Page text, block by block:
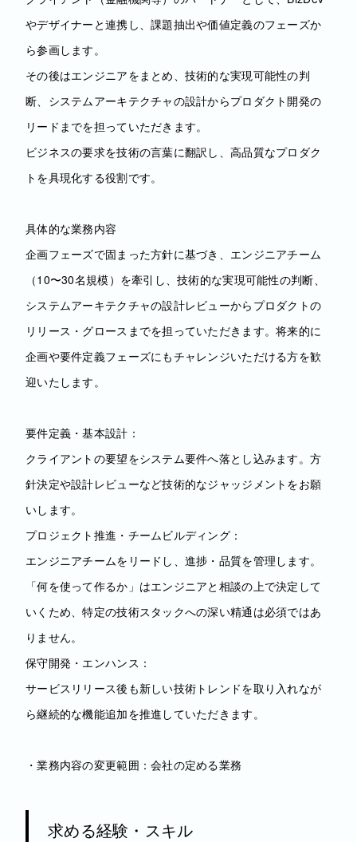
やデザイナーと連携し、課題抽出や価値定義のフェーズか
ら参画します。
その後はエンジニアをまとめ、技術的な実現可能性の判
断、システムアーキテクチャの設計からプロダクト開発の
リードまでを担っていただきます。
ビジネスの要求を技術の言葉に翻訳し、高品質なプロダク
トを具現化する役割です。
具体的な業務内容
企画フェーズで固まった方針に基づき、エンジニアチーム
（10〜30名規模）を牽引し、技術的な実現可能性の判断、
システムアーキテクチャの設計レビューからプロダクトの
リリース・グロースまでを担っていただきます。将来的に
企画や要件定義フェーズにもチャレンジいただける方を歓
迎いたします。
要件定義・基本設計：
クライアントの要望をシステム要件へ落とし込みます。方
針決定や設計レビューなど技術的なジャッジメントをお願
いします。
プロジェクト推進・チームビルディング：
エンジニアチームをリードし、進捗・品質を管理します。
「何を使って作るか」はエンジニアと相談の上で決定して
いくため、特定の技術スタックへの深い精通は必須ではあ
りません。
保守開発・エンハンス：
サービスリリース後も新しい技術トレンドを取り入れなが
ら継続的な機能追加を推進していただきます。
・業務内容の変更範囲：会社の定める業務
求める経験・スキル